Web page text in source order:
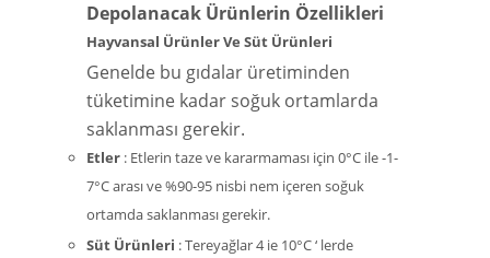
Depolanacak Ürünlerin Özellikleri
Hayvansal Ürünler Ve Süt Ürünleri
Genelde bu gıdalar üretiminden
tüketimine kadar soğuk ortamlarda
saklanması gerekir.
Etler : Etlerin taze ve kararmaması için 0°C ile -1-
7°C arası ve %90-95 nisbi nem içeren soğuk
ortamda saklanması gerekir.
Süt Ürünleri : Tereyağlar 4 ie 10°C ‘ lerde